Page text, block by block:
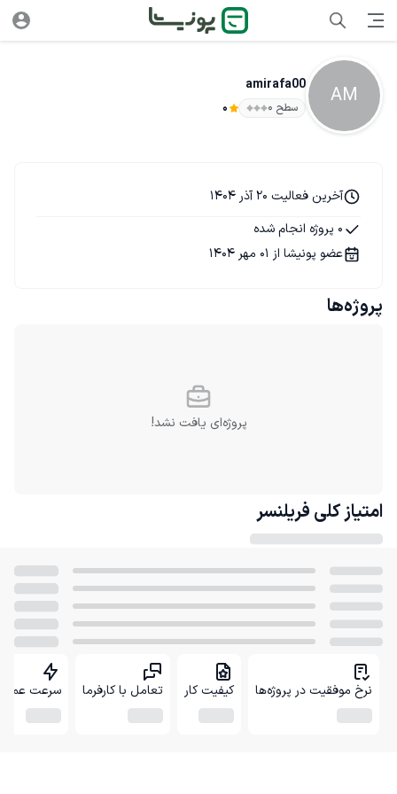
AM
amirafa00
سطح ۰ 0
آخرین فعالیت 20 آذر 1404
0 پروژه انجام شده
عضو پونیشا از 01 مهر 1404
پروژه‌ها
پروژه‌ای یافت نشد!
امتیاز کلی فریلنسر
نرخ موفقیت در پروژه‌ها کیفیت کار تعامل با کارفرما سرعت عمل